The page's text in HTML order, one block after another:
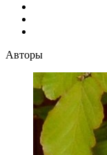
Авторы